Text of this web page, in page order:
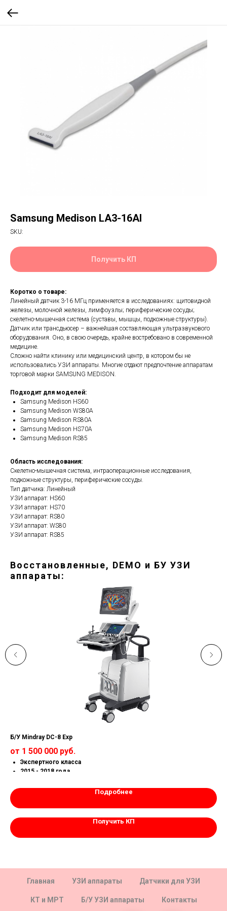
Samsung Medison LA3-16AI
SKU:
Получить КП
Коротко о товаре:
Линейный датчик 3-16 МГц применяется в исследованиях: щитовидной
железы, молочной железы, лимфоузлы; периферические сосуды;
скелетно-мышечная система (суставы, мышцы, подкожные структуры).
Датчик или трансдьюсер – важнейшая составляющая ультразвукового
оборудования. Оно, в свою очередь, крайне востребовано в современной
медицине.
Сложно найти клинику или медицинский центр, в котором бы не
использовались УЗИ аппараты. Многие отдают предпочтение аппаратам
торговой марки SAMSUNG MEDISON.
Подходит для моделей:
Samsung Medison HS60
Samsung Medison WS80A
Samsung Medison RS80A
Samsung Medison HS70A
Samsung Medison RS85
Область исследования:
Скелетно-мышечная система, интраоперационные исследования,
подкожные структуры, периферические сосуды.
Тип датчика: Линейный
УЗИ аппарат: HS60
УЗИ аппарат: HS70
УЗИ аппарат: RS80
УЗИ аппарат: WS80
УЗИ аппарат: RS85
Восстановленные, DEMO и БУ УЗИ
аппараты:
Б/У Mindray DC-8 Exp
от 1 500 000 руб.
Экспертного класса
2015 - 2018 года
Все функции открыты
Подробнее
Получить КП
Главная УЗИ аппараты Датчики для УЗИ
КТ и МРТ Б/У УЗИ аппараты Контакты